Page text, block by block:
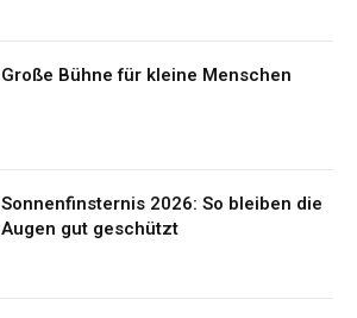
Große Bühne für kleine Menschen
Sonnenfinsternis 2026: So bleiben die
Augen gut geschützt